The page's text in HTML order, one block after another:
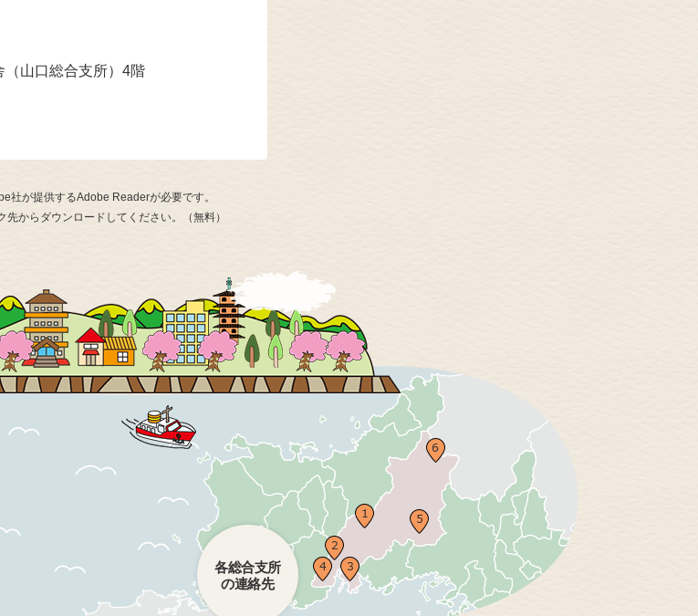
（山口総合支所）4階
社が提供するAdobe Readerが必要です。
からダウンロードしてください。（無料）
各総合支所
の連絡先